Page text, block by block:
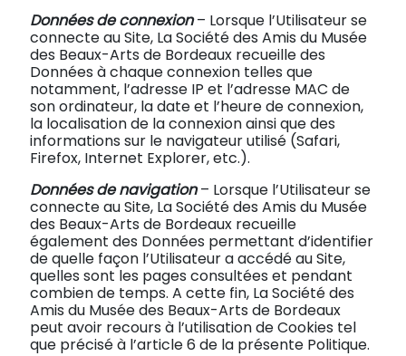
Données de connexion– Lorsque l’Utilisateur se
connecte au Site, La Société des Amis du Musée
des Beaux-Arts de Bordeaux recueille des
Données à chaque connexion telles que
notamment, l’adresse IP et l’adresse MAC de
son ordinateur, la date et l’heure de connexion,
la localisation de la connexion ainsi que des
informations sur le navigateur utilisé (Safari,
Firefox, Internet Explorer, etc.).
Données de navigation– Lorsque l’Utilisateur se
connecte au Site, La Société des Amis du Musée
des Beaux-Arts de Bordeaux recueille
également des Données permettant d’identifier
de quelle façon l’Utilisateur a accédé au Site,
quelles sont les pages consultées et pendant
combien de temps. A cette fin, La Société des
Amis du Musée des Beaux-Arts de Bordeaux
peut avoir recours à l’utilisation de Cookies tel
que précisé à l’article 6 de la présente Politique.